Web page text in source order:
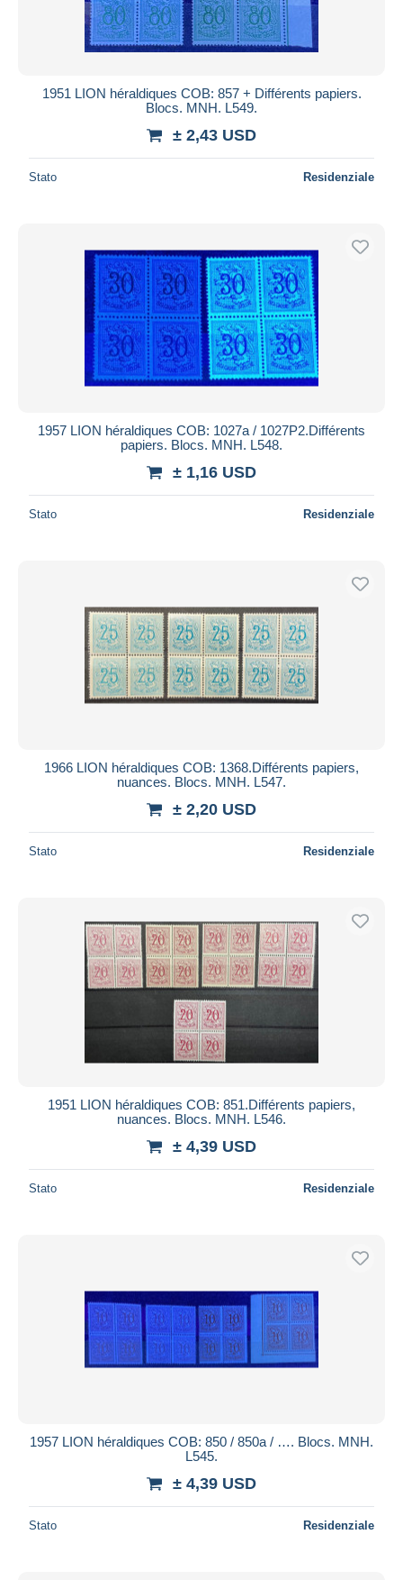
1951 LION héraldiques COB: 857 + Différents papiers.
Blocs. MNH. L549.
± 2,43 USD
Stato Residenziale
1957 LION héraldiques COB: 1027a / 1027P2.Différents
papiers. Blocs. MNH. L548.
± 1,16 USD
Stato Residenziale
1966 LION héraldiques COB: 1368.Différents papiers,
nuances. Blocs. MNH. L547.
± 2,20 USD
Stato Residenziale
1951 LION héraldiques COB: 851.Différents papiers,
nuances. Blocs. MNH. L546.
± 4,39 USD
Stato Residenziale
1957 LION héraldiques COB: 850 / 850a / …. Blocs. MNH.
L545.
± 4,39 USD
Stato Residenziale